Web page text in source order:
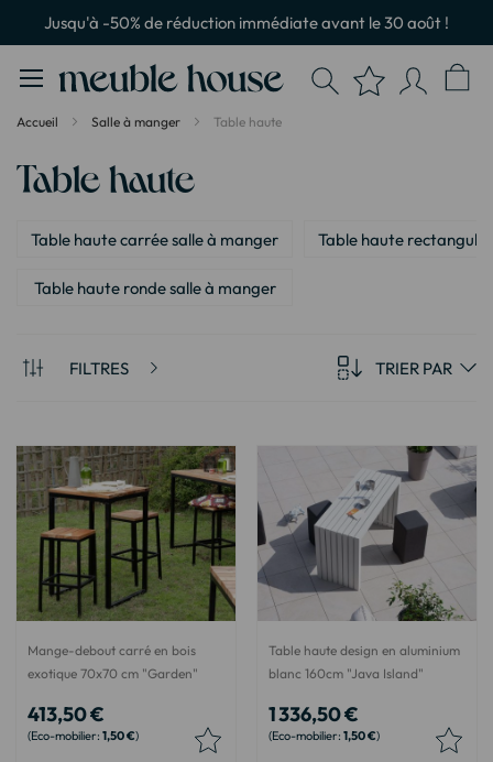
Jusqu'à -50% de réduction immédiate avant le 30 août !
Accueil Salle à manger Table haute
Table haute
Table haute carrée salle à manger Table haute
Table haute ronde salle à manger
FILTRES TRIER PAR
Mange-debout carré en bois
exotique 70x70 cm "Garden"
413,50 €
1,50 €
Table haute design en aluminium
blanc 160cm "Java Island"
1 336,50 €
1,50 €
Panneau de gestion des cookies